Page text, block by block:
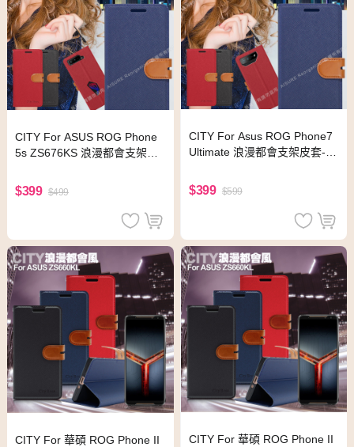
CITY For ASUS ROG Phone
5s ZS676KS 浪漫都會支架皮
$399 $499
CITY For Asus ROG Phone7
Ultimate 浪漫都會支架皮套-紅
$399 $599
CITY For 華碩 ROG Phone II
CITY For 華碩 ROG Phone II